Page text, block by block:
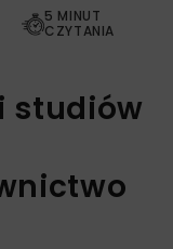
5 MINUT
CZYTANIA
studiów